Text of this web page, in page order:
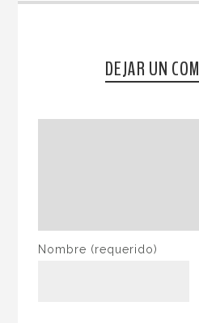
DEJAR UN
Nombre (requerido)